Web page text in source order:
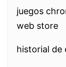
juegos
web store
historial de